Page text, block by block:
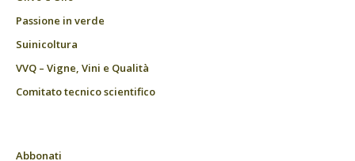
Passione in verde
Suinicoltura
VVQ – Vigne, Vini e Qualità
Comitato tecnico scientifico
Abbonati